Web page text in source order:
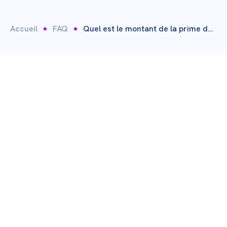
Accueil FAQ Quel est le montant de la prime de transport ?